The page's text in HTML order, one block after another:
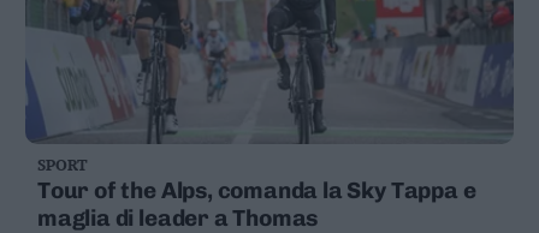
SPORT
Tour of the Alps, comanda la Sky Tappa e
maglia di leader a Thomas